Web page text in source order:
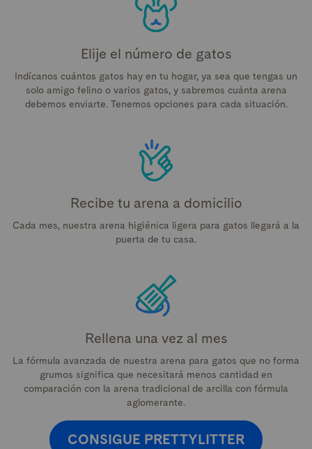
Elije el número de gatos
Indícanos cuántos gatos hay en tu hogar, ya sea que tengas un
solo amigo felino o varios gatos, y sabremos cuánta arena
debemos enviarte. Tenemos opciones para cada situación.
Recibe tu arena a domicilio
Cada mes, nuestra arena higiénica ligera para gatos llegará a la
puerta de tu casa.
Rellena una vez al mes
La fórmula avanzada de nuestra arena para gatos que no forma
grumos significa que necesitará menos cantidad en
comparación con la arena tradicional de arcilla con fórmula
aglomerante.
CONSIGUE PRETTYLITTER